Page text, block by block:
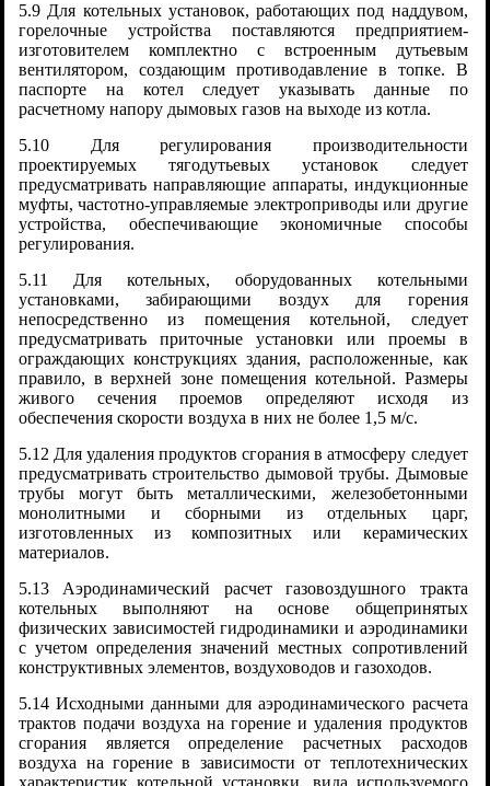
5.9 Для котельных установок, работающих под наддувом,
горелочные устройства поставляются предприятием-
изготовителем комплектно с встроенным дутьевым
вентилятором, создающим противодавление в топке. В
паспорте на котел следует указывать данные по
расчетному напору дымовых газов на выходе из котла.
5.10 Для регулирования производительности
проектируемых тягодутьевых установок следует
предусматривать направляющие аппараты, индукционные
муфты, частотно-управляемые электроприводы или другие
устройства, обеспечивающие экономичные способы
регулирования.
5.11 Для котельных, оборудованных котельными
установками, забирающими воздух для горения
непосредственно из помещения котельной, следует
предусматривать приточные установки или проемы в
ограждающих конструкциях здания, расположенные, как
правило, в верхней зоне помещения котельной. Размеры
живого сечения проемов определяют исходя из
обеспечения скорости воздуха в них не более 1,5 м/с.
5.12 Для удаления продуктов сгорания в атмосферу следует
предусматривать строительство дымовой трубы. Дымовые
трубы могут быть металлическими, железобетонными
монолитными и сборными из отдельных царг,
изготовленных из композитных или керамических
материалов.
5.13 Аэродинамический расчет газовоздушного тракта
котельных выполняют на основе общепринятых
физических зависимостей гидродинамики и аэродинамики
с учетом определения значений местных сопротивлений
конструктивных элементов, воздуховодов и газоходов.
5.14 Исходными данными для аэродинамического расчета
трактов подачи воздуха на горение и удаления продуктов
сгорания является определение расчетных расходов
воздуха на горение в зависимости от теплотехнических